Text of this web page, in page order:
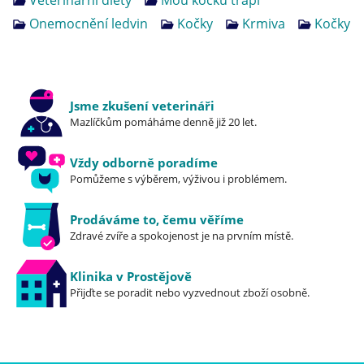
Chaluhy (Ascophyllum nodosum) – přírodní zdroj
Chitosan – vázání fosforu, podpora funkce
ledvin
MOS / FOS / β-glukany – prebiotika pro
optimální střevní mikroflóru
Rakytník řešetlákový – antioxidační vlastnosti,
podpora imunity
Složení:
vejce (26%), žlutý hrách (25%), hydrolyzovaná
bílkovina z lososa (10%), hydrolyzovaná bílkovina z
Onemocnění ledvin
Kočky Krmiva Kočky
Jsme zkušení veterináři
Mazlíčkům pomáháme denně již 20 let.
Vždy odborně poradíme
Pomůžeme s výběrem, výživou i problémem.
Prodáváme to, čemu věříme
Zdravé zvíře a spokojenost je na prvním místě.
Klinika v Prostějově
Přijďte se poradit nebo vyzvednout zboží osobně.